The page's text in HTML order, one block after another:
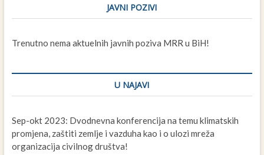
JAVNI POZIVI
Trenutno nema aktuelnih javnih poziva MRR u BiH!
U NAJAVI
Sep-okt 2023: Dvodnevna konferencija na temu klimatskih
promjena, zaštiti zemlje i vazduha kao i o ulozi mreža
organizacija civilnog društva!